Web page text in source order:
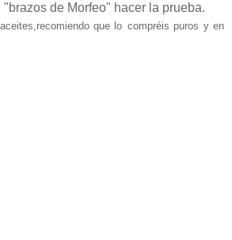
de Morfeo" hacer la prueba.
que lo compréis puros y en